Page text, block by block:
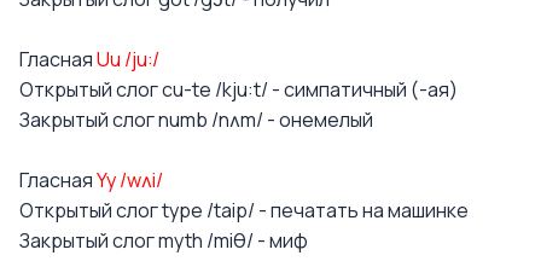
ГласнаяUu /ju:/
Открытый слог cu-te /kju:t/ - симпатичный (-ая)
Закрытый слог numb /nʌm/ - онемелый
ГласнаяYy /wʌi/
Открытый слог type /taip/ - печатать на машинке
Закрытый слог myth /miθ/ - миф